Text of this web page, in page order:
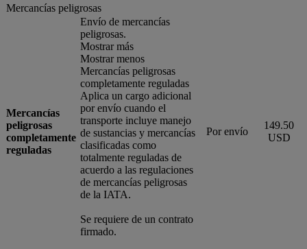
Mercancías peligrosas
Mercancías
peligrosas
completamente
reguladas
Envío de mercancías
peligrosas.
Mostrar más
Mostrar menos
Mercancías peligrosas
completamente reguladas
Aplica un cargo adicional
por envío cuando el
transporte incluye manejo
de sustancias y mercancías
clasificadas como
totalmente reguladas de
acuerdo a las regulaciones
de mercancías peligrosas
de la IATA.
Se requiere de un contrato
firmado.
Por envío
149.50
USD